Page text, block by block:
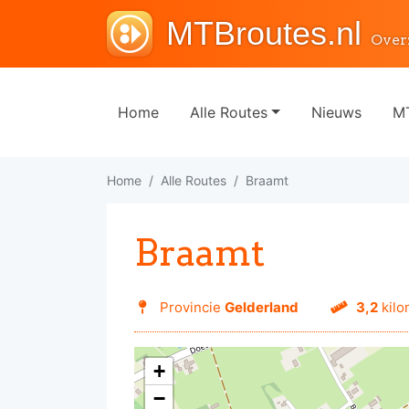
MTBroutes.nl
Home Alle Routes Nieuws
Home Alle Routes Braamt
Braamt
Provincie Gelderland 3,2
+
−